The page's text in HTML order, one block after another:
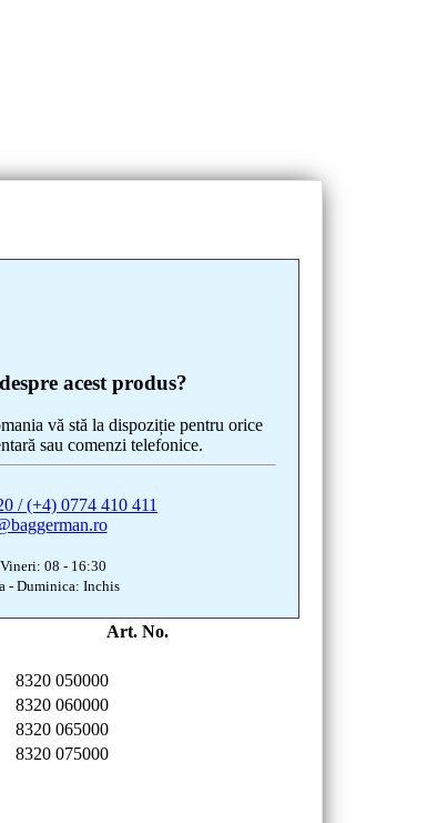
acest produs?
vă stă la dispoziție pentru orice
sau comenzi telefonice.
/ (+4) 0774 410 411
08 - 16:30
- Duminica: Inchis
Art. No.
8320 050000
8320 060000
8320 065000
8320 075000